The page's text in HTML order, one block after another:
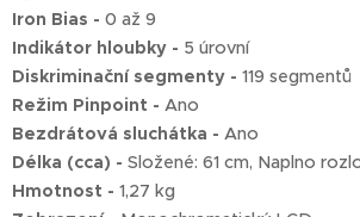
Iron Bias - 0 až 9
Indikátor hloubky - 5 úrovní
Diskriminační segmenty - 119 segmentů
Režim Pinpoint - Ano
Bezdrátová sluchátka - Ano
Délka (cca) - Složené: 61 cm, Naplno
Hmotnost - 1,27 kg